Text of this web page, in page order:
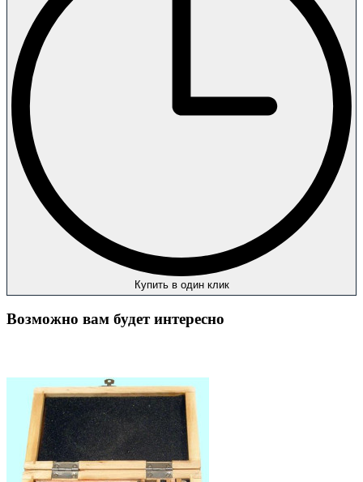
Купить в один клик
Возможно вам будет интересно